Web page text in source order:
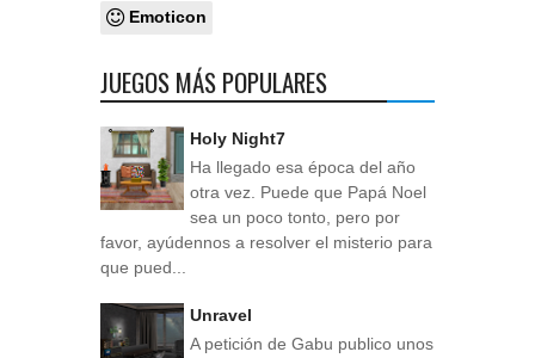
Emoticon
JUEGOS MÁS POPULARES
Holy Night7
Ha llegado esa época del año
otra vez. Puede que Papá Noel
sea un poco tonto, pero por
favor, ayúdennos a resolver el misterio para
que pued...
Unravel
A petición de Gabu publico unos